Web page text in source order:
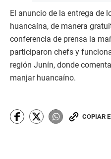
El anuncio de la entrega de
huancaína, de manera
conferencia de prensa la
participaron chefs y
región Junín, donde
manjar huancaíno.
COPIAR